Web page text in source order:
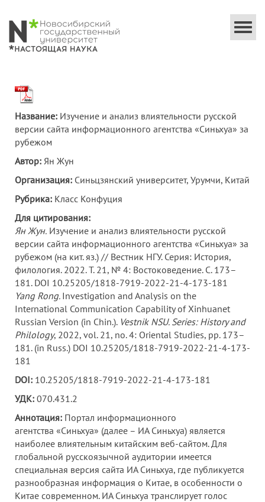
Название: Изучение и анализ влиятельности русской
версии сайта информационного агентства «Синьхуа» за
рубежом
Автор: Ян Жун
Организация: Синьцзянский университет, Урумчи, Китай
Рубрика: Класс Конфуция
Для цитирования:
Ян Жун. Изучение и анализ влиятельности русской
версии сайта информационного агентства «Синьхуа» за
рубежом (на кит. яз.) // Вестник НГУ. Серия: История,
филология. 2022. Т. 21, № 4: Востоковедение. С. 173–
181. DOI 10.25205/1818-7919-2022-21-4-173-181
Yang Rong. Investigation and Analysis on the
International Communication Capability of Xinhuanet
Russian Version (in Chin.). Vestnik NSU. Series: History and
Philology, 2022, vol. 21, no. 4: Oriental Studies, pp. 173–
181. (in Russ.) DOI 10.25205/1818-7919-2022-21-4-173-
181
DOI: 10.25205/1818-7919-2022-21-4-173-181
УДК: 070.431.2
Аннотация: Портал информационного
агентства «Синьхуа» (далее – ИА Синьхуа) является
наиболее влиятельным китайским веб-сайтом. Для
глобальной русскоязычной аудитории имеется
специальная версия сайта ИА Синьхуа, где публикуется
разнообразная информация о Китае, в особенности о
Китае современном. ИА Синьхуа транслирует голос